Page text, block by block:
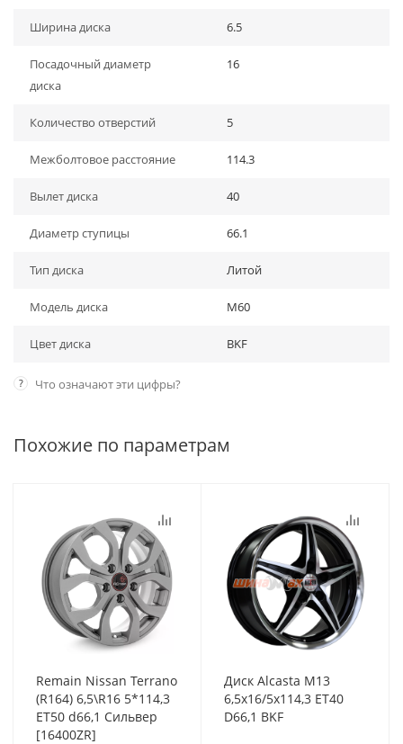
Ширина диска 6.5
Посадочный диаметр
диска
16
Количество отверстий 5
Межболтовое расстояние 114.3
Вылет диска 40
Диаметр ступицы 66.1
Тип диска Литой
Модель диска M60
Цвет диска BKF
? Что означают эти цифры?
Похожие по параметрам
Remain Nissan Terrano
(R164) 6,5\R16 5*114,3
ET50 d66,1 Сильвер
[16400ZR]
Диск Alcasta M13
6,5x16/5x114,3 ET40
D66,1 BKF